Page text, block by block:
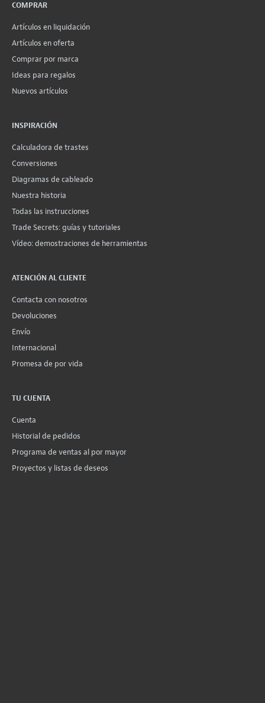
COMPRAR
Artículos en liquidación
Artículos en oferta
Comprar por marca
Ideas para regalos
Nuevos artículos
INSPIRACIÓN
Calculadora de trastes
Conversiones
Diagramas de cableado
Nuestra historia
Todas las instrucciones
Trade Secrets: guías y tutoriales
Vídeo: demostraciones de herramientas
ATENCIÓN AL CLIENTE
Contacta con nosotros
Devoluciones
Envío
Internacional
Promesa de por vida
TU CUENTA
Cuenta
Historial de pedidos
Programa de ventas al por mayor
Proyectos y listas de deseos